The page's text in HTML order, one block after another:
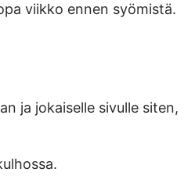
viikko ennen syömistä.
ja jokaiselle sivulle siten,